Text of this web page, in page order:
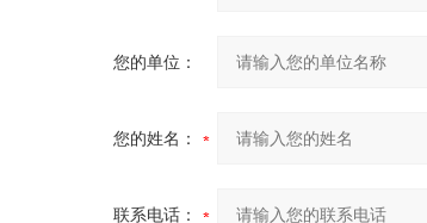
您的单位：
您的姓名：
联系电话：